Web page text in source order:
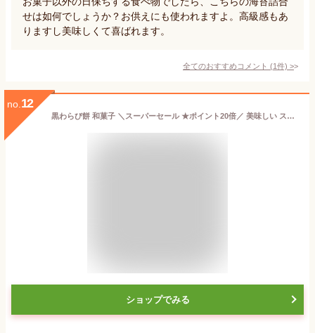
せは如何でしょうか？お供えにも使われますよ。高級感もあ
りますし美味しくて喜ばれます。
全てのおすすめコメント (1件) >
no. 12
黒わらび餅 和菓子 ＼スーパーセール ★ポイント20倍／ 美味しい スイーツ ギフト 内祝 香典返し お返し お礼 ご挨拶 人気 手土産 送料無料 お供え物 おもたせ 黒蜜 有名スウィーツ hitotoe ひととえ お供え 敬老の日
ショップでみる